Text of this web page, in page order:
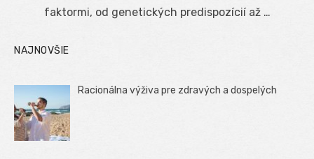
faktormi, od genetických predispozícií až …
NAJNOVŠIE
Racionálna výživa pre zdravých a dospelých